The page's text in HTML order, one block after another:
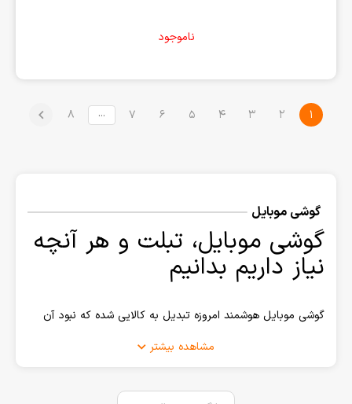
ناموجود
1
2
3
4
5
6
7
...
8
گوشی موبایل
گوشی موبایل، تبلت و هر آنچه
نیاز داریم بدانیم
گوشی موبایل هوشمند امروزه تبدیل به کالایی شده که نبود آن
تقریبا غیر ممکن و نشدنی است. کالایی که با آن میتوانیم با
مشاهده بیشتر